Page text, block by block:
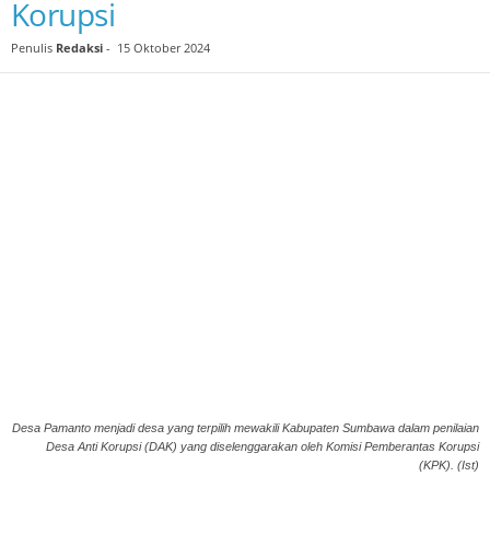
Korupsi
Penulis Redaksi - 15 Oktober 2024
Desa Pamanto menjadi desa yang terpilih mewakili Kabupaten Sumbawa dalam penilaian
Desa Anti Korupsi (DAK) yang diselenggarakan oleh Komisi Pemberantas Korupsi
(KPK). (Ist)